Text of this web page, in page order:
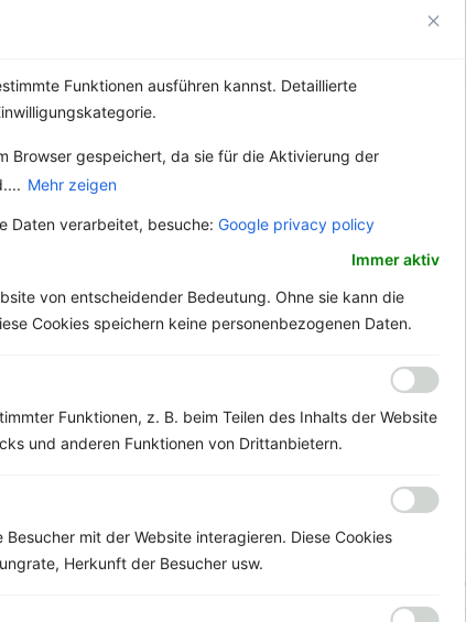
Funktionen ausführen kannst. Detaillierte
Browser gespeichert, da sie für die Aktivierung der
Mehr zeigen
Daten verarbeitet, besuche: Google privacy policy
Immer aktiv
von entscheidender Bedeutung. Ohne sie kann die
Cookies speichern keine personenbezogenen Daten.
Funktionen, z. B. beim Teilen des Inhalts der Website
und anderen Funktionen von Drittanbietern.
mit der Website interagieren. Diese Cookies
Herkunft der Besucher usw.